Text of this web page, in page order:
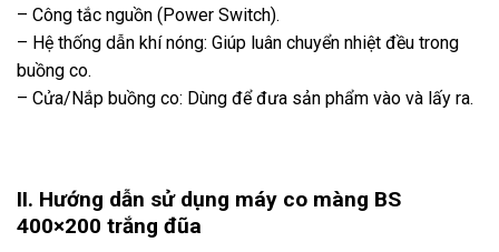
– Công tắc nguồn (Power Switch).
– Hệ thống dẫn khí nóng: Giúp luân chuyển nhiệt đều trong
buồng co.
– Cửa/Nắp buồng co: Dùng để đưa sản phẩm vào và lấy ra.
II. Hướng dẫn sử dụng máy co màng BS
400×200 trắng đũa